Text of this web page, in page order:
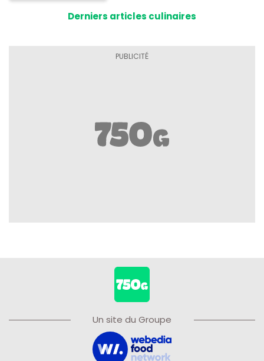
Derniers articles culinaires
Un site du Groupe